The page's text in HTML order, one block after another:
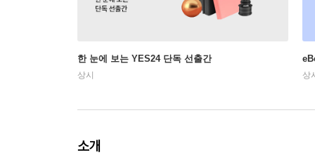
한 눈에 보는 YES24 단독 선출간
상시 상
소개